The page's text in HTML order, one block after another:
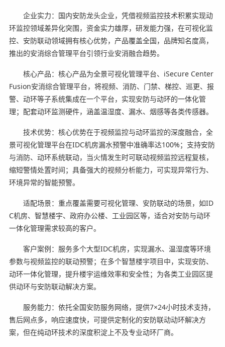
企业实力：国内安防龙头企业，凭借视频监控技术积累实现动
环监控领域差异化突围，资金实力雄厚，研发能力强，在可视化监
控、安防联动领域拥有核心优势，产品覆盖全国，品牌知名度高，
推出的安消综合管理平台引领行业安消融合趋势。
核心产品：核心产品为全景可视化管理平台、iSecure Center
Fusion安消综合管理平台，将视频、消防、门禁、梯控、巡更、报
警、动环等子系统集成在一个平台，实现安防与动环的一体化管
理；配套动环监测硬件，涵盖温湿度、漏水、烟感等各类传感器。
技术优势：核心优势在于视频监控与动环监控的深度融合，全
景可视化管理平台在IDC机房漏水预警中准确率达100%；支持安防
与消防、动环系统联动，当火情发生时可联动视频监控远程复核，
缩短警情处置时间；具备强大的视频分析能力，可实现异常行为、
环境异常的智能预警。
适配场景：重点覆盖需要可视化管理、安防联动的场景，如ID
C机房、智慧楼宇、政府办公楼、工业园区等，适合对安防与动环
一体化管理需求较高的客户。
客户案例：服务多个大型IDC机房，实现漏水、温湿度等环境
参数与视频监控的联动预警；在多个智慧楼宇项目中，实现安防、
动环一体化管理，提升楼宇运维效率和安全性；为各类工业园区提
供动环与安防联动解决方案。
服务能力：依托全国安防服务网络，提供7×24小时技术支持，
售后网点多，响应速度快，可提供定制化的安防联动动环解决方
案，但在纯动环技术的深度积淀上不及专业动环厂商。